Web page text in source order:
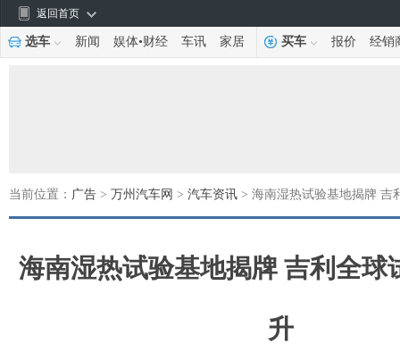
返回首页
选车 新闻 娱体•财经 车讯 家居 买车 报价 经销
当前位置： 广告 > 万州汽车网 > 汽车资讯 > 海南湿热试验基地揭牌 吉
海南湿热试验基地揭牌 吉利全球
升